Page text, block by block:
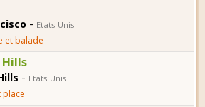
- Etats Unis
et balade
Hills
- Etats Unis
place